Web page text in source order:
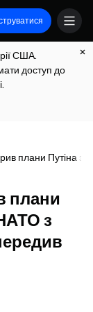
США.
доступ до
плани Путіна
плани
з